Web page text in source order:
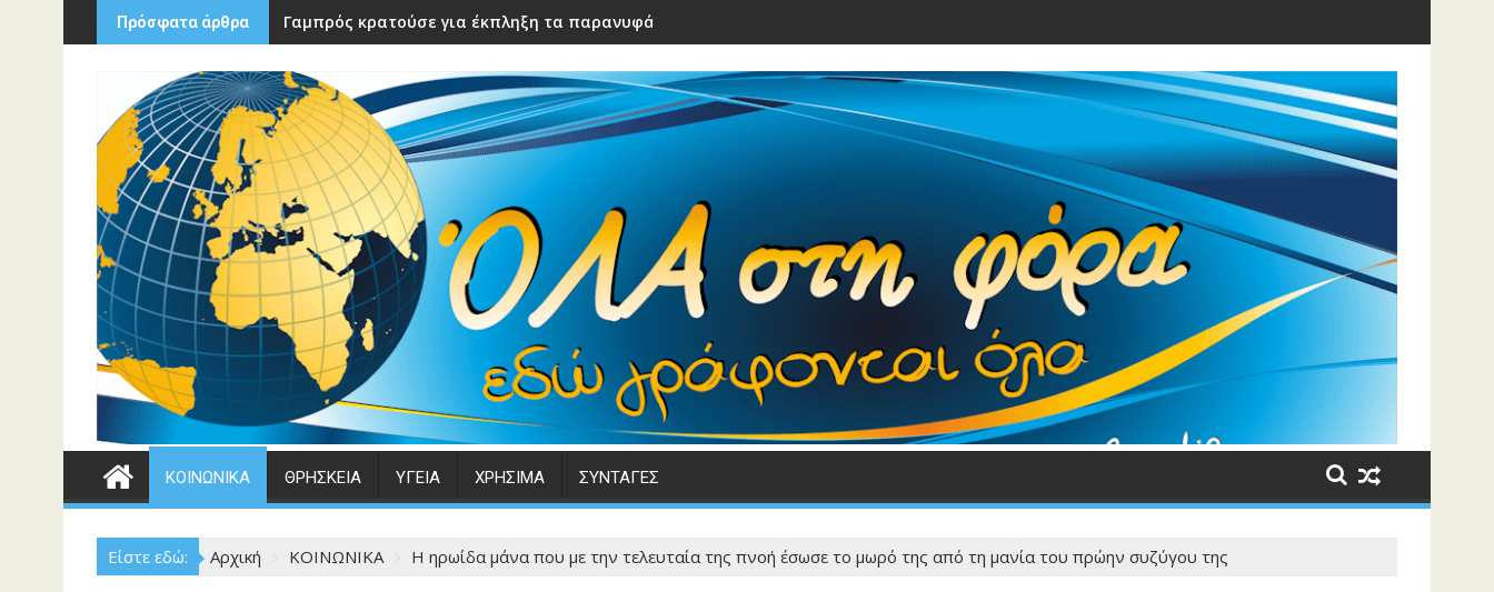
Περάστε
στο
περιεχόμενο
Πρόσφατα άρθρα Γαμπρός κρατούσε για έκπληξη τα παρανυφάκια του γάμου τους – Μόλις τα είδε η νύφη έβαλε τα κλάματα!
ΚΟΙΝΩΝΙΚΑ ΘΡΗΣΚΕΙΑ ΥΓΕΙΑ ΧΡΗΣΙΜΑ ΣΥΝΤΑΓΕΣ
Είστε εδώ: Αρχική ΚΟΙΝΩΝΙΚΑ Η ηρωίδα μάνα που με την τελευταία της πνοή έσωσε το μωρό της από τη μανία του πρώην συζύγου της